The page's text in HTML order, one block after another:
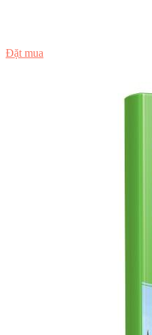
Đặt mua